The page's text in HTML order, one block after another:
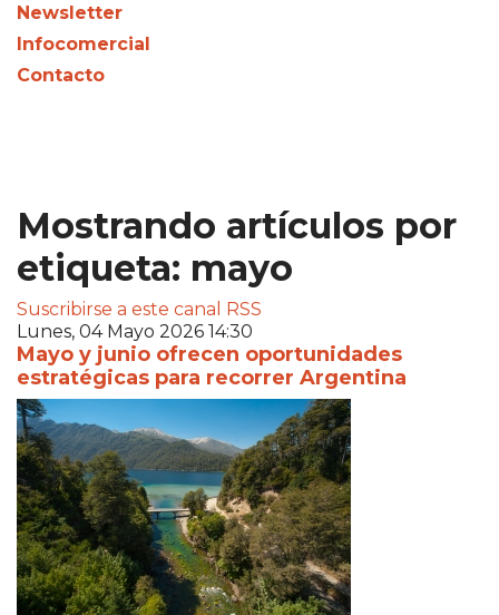
Newsletter
Infocomercial
Contacto
Mostrando artículos por
etiqueta: mayo
Suscribirse a este canal RSS
Lunes, 04 Mayo 2026 14:30
Mayo y junio ofrecen oportunidades
estratégicas para recorrer Argentina